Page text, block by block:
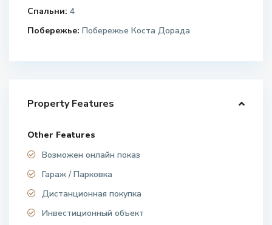
Спальни: 4
Побережье: Побережье Коста Дорада
Property Features
Other Features
Возможен онлайн показ
Гараж / Парковка
Дистанционная покупка
Инвестиционный объект